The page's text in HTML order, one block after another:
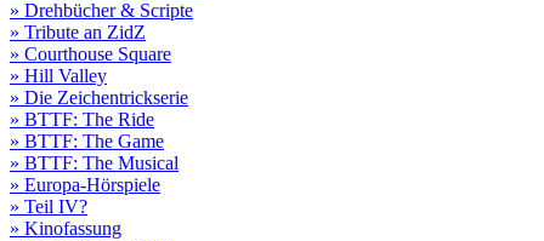
» Drehbücher & Scripte
» Tribute an ZidZ
» Courthouse Square
» Hill Valley
» Die Zeichentrickserie
» BTTF: The Ride
» BTTF: The Game
» BTTF: The Musical
» Europa-Hörspiele
» Teil IV?
» Kinofassung